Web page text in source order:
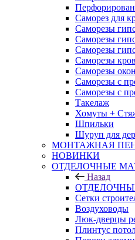
Саморез для
Саморезы
Саморезы
Саморезы гипс
Саморезы
Саморезы
Саморезы с
Саморезы с
Такелаж
Хомуты +
Шпильки
Шуруп для
МОНТАЖНАЯ
НОВИНКИ
ОТДЕЛОЧНЫЕ
Назад
Сетки
Воздуховоды
Люк-дверцы
Плинтус